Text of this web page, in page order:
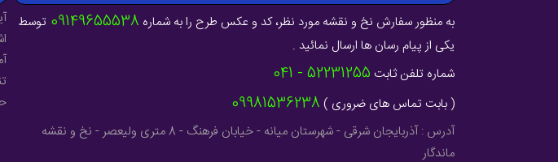
به منظور سفارش نخ و نقشه مورد نظر، کد و عکس طرح را به شماره 09149655538 توسط
یکی از پیام رسان ها ارسال نمائید .
شماره تلفن ثابت 52231255 - 041
( بابت تماس های ضروری ) 09981536238
آدرس : آذربایجان شرقی - شهرستان میانه - خیابان فرهنگ - 8 متری ولیعصر - نخ و نقشه
ماندگار